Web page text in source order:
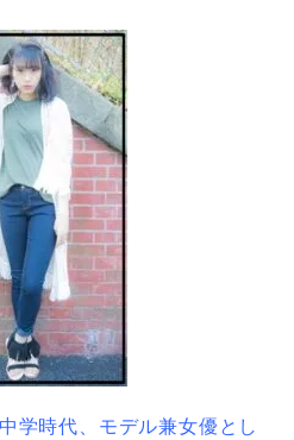
学時代、モデル兼女優とし